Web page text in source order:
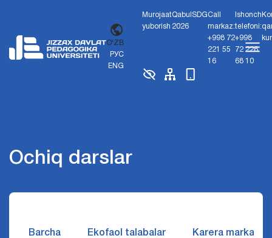
O'ZB
РУС
ENG
Murojaat
yuborish
Qabul
2026
SDGCall
markaz:
+998 72
221 55
16
Ishonch
telefoni:
+998
72 226
68 10
Ochiq darslar
Barcha Ekofaol talabalar Karera markazi